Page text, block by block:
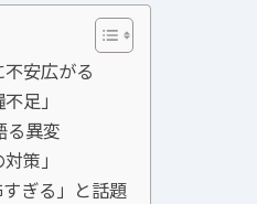
安広がる
足」
る異変
策」
ぎる」と話題